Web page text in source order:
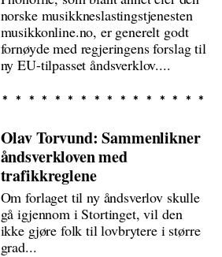
norske musikkneslastingstjenesten
musikkonline.no, er generelt godt
fornøyde med regjeringens forslag til
ny EU-tilpasset åndsverklov....
Olav Torvund: Sammenlikner
åndsverkloven med
trafikkreglene
Om forlaget til ny åndsverlov skulle
gå igjennom i Stortinget, vil den
ikke gjøre folk til lovbrytere i større
grad...